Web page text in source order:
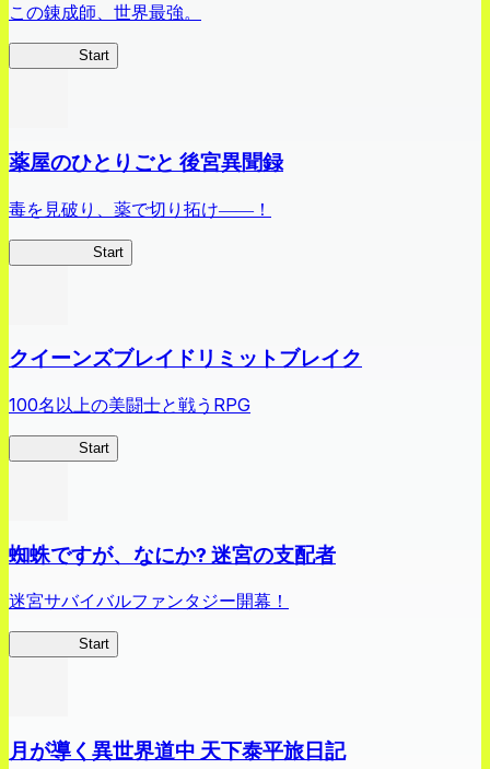
この錬成師、世界最強。
Start
薬屋のひとりごと 後宮異聞録
毒を見破り、薬で切り拓け――！
Start
クイーンズブレイドリミットブレイク
100名以上の美闘士と戦うRPG
Start
蜘蛛ですが、なにか? 迷宮の支配者
迷宮サバイバルファンタジー開幕！
Start
月が導く異世界道中 天下泰平旅日記